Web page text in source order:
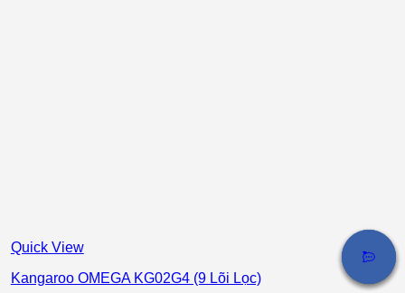
Quick View
Kangaroo OMEGA KG02G4 (9 Lõi Lọc)